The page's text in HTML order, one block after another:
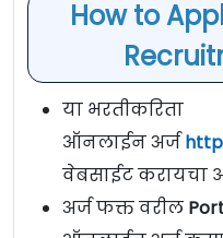
How to
या भरतीकरिता
ऑनलाईन अर्ज
वेबसाईट करायचा
अर्ज फक्त वरील